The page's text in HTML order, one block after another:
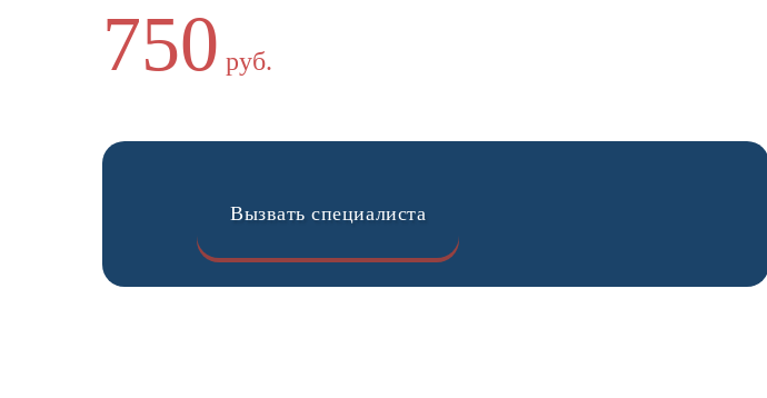
750 руб.
Вызвать специалиста